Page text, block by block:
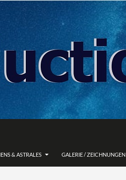
& ASTRALES GALERIE / ZEICHNUNGEN